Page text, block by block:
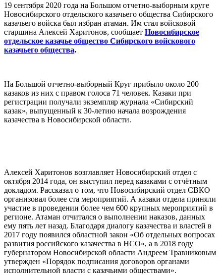
19 сентября 2020 года на Большом отчетно-выборным круге
Новосибирского отдельского казачьего общества Сибирского
казачьего войска был избран атаман. Им стал войсковой
старшина Алексей Харитонов, сообщает Новосибирское
отдельское казачье общество Сибирского войскового
казачьего общества.
На Большой отчетно-выборный Круг прибыло около 200
казаков из них с правом голоса 71 человек. Казаки при
регистрации получали экземпляр журнала «Сибирский
казак», выпущенный к 30-летию начала возрождения
казачества в Новосибирской области.
Алексей Харитонов возглавляет Новосибирский отдел с
октября 2014 года, он выступил перед казаками с отчётным
докладом. Рассказал о том, что Новосибирский отдел СВКО
организовал более ста мероприятий. А казаки отдела приняли
участие в проведении более чем 600 крупных мероприятий в
регионе. Атаман отчитался о выполнении наказов, данных
ему пять лет назад. Благодаря диалогу казачества и властей в
2017 году появился областной закон «Об отдельных вопросах
развития российского казачества в НСО», а в 2018 году
губернатором Новосибирской области Андреем Травниковым
утвержден «Порядок подписания договоров органами
исполнительной власти с казачьими обществами».